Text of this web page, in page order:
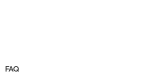
FAQ